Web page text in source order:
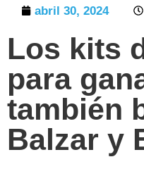
abril 30, 2024
Los kits
para
también
Balzar y